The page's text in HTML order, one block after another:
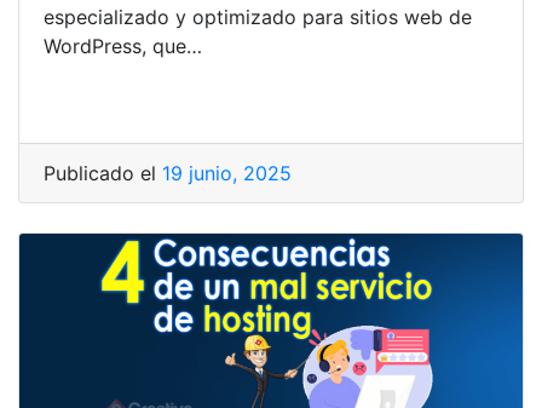
especializado y optimizado para sitios web de
WordPress, que…
Publicado el 19 junio, 2025